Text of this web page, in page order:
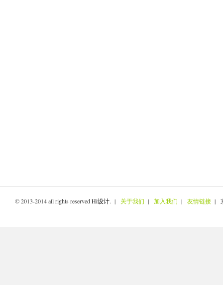
© 2013-2014 all rights reservedHi设计. | 关于我们 | 加入我们 | 友情链接 |